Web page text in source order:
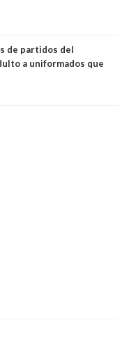
la alternancia en el
de partidos del
a uniformados que